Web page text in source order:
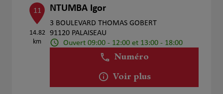
11
14.82
km
NTUMBA Igor
3 BOULEVARD THOMAS GOBERT
91120 PALAISEAU
Ouvert 09:00 - 12:00 et 13:00 - 18:00
Numéro
Voir plus